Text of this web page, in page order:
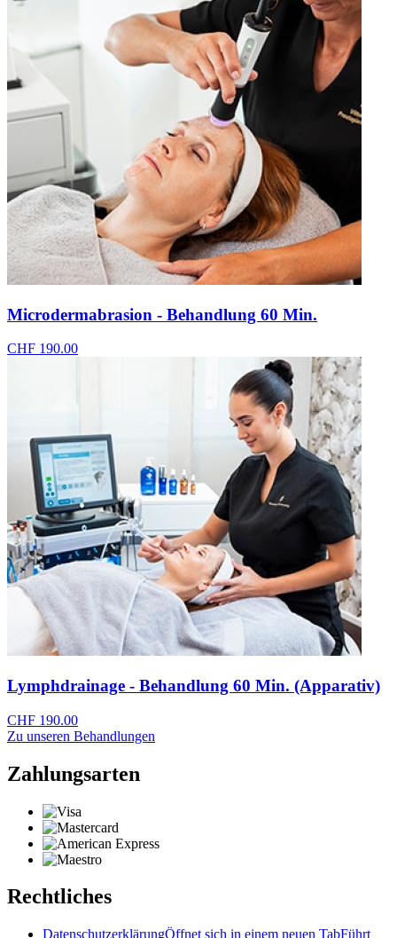
Microdermabrasion - Behandlung 60 Min.
CHF 190.00
Lymphdrainage - Behandlung 60 Min. (Apparativ)
CHF 190.00
Zu unseren Behandlungen
Zahlungsarten
Rechtliches
DatenschutzerklärungÖffnet sich in einem neuen TabFührt